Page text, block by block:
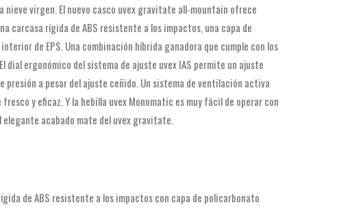
nieve virgen. El nuevo casco uvex gravitate all-mountain ofrece
carcasa rígida de ABS resistente a los impactos, una capa de
de EPS. Una combinación híbrida ganadora que cumple con los
dial ergonómico del sistema de ajuste uvex IAS permite un ajuste
a pesar del ajuste ceñido. Un sistema de ventilación activa
y eficaz. Y la hebilla uvex Monomatic es muy fácil de operar con
elegante acabado mate del uvex gravitate.
de ABS resistente a los impactos con capa de policarbonato